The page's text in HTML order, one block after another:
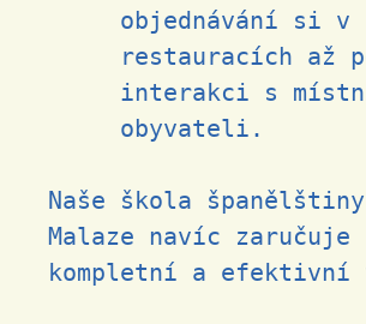
objednávání si v
restauracích až
interakci s
obyvateli.
Naše škola
Malaze navíc zaručuje
kompletní a efektivní